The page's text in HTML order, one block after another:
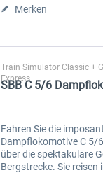
Merken
Train Simulator Classic +
Express
SBB C 5/6
Fahren Sie die
Dampflokomotive C 5/
über die spektakuläre
Bergstrecke. Sie reisen